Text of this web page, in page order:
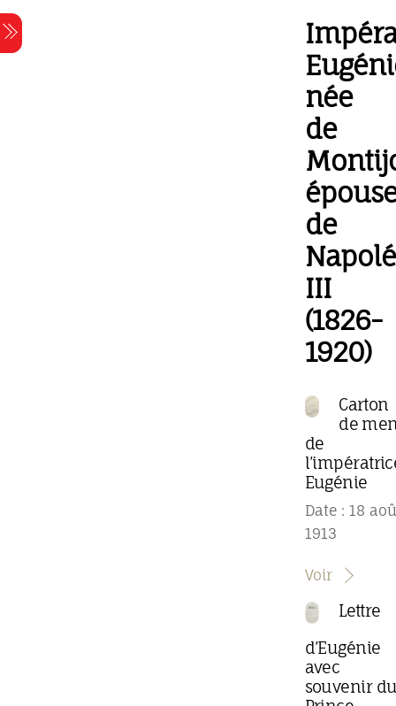
Skip
to
content
née
de
de
III
(1826-
1920)
Carton
de
de
Eugénie
Date : 18
1913
Voir
Lettre
d’Eugénie
avec
souvenir